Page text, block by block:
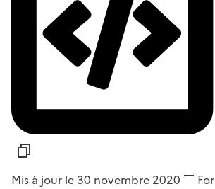
Mis à jour le 30 novembre 2020